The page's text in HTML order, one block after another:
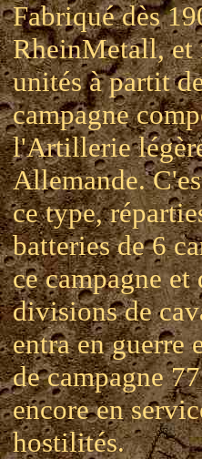
Fabriqué dès
RheinMetall, et
unités à partit
campagne
l'Artillerie
Allemande.
ce type,
batteries de 6
ce campagne et
divisions de
entra en guerre
de campagne
encore en
hostilités.